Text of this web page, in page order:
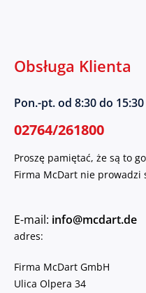
Obsługa Klienta
Pon.-pt. od 8:30 do 15:30
02764/261800
Proszę pamiętać, że są to
Firma McDart nie prowadzi
E-mail: info@mcdart.de
adres:
Firma McDart GmbH
Ulica Olpera 34